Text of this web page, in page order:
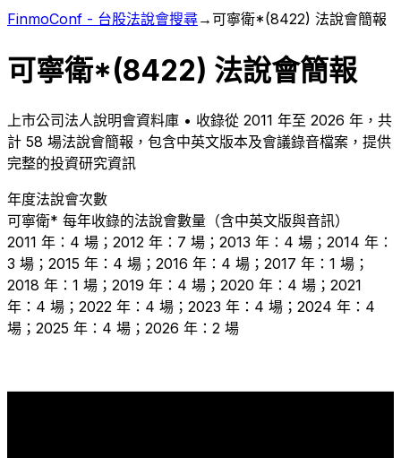
FinmoConf - 台股法說會搜尋→可寧衛*(8422) 法說會簡報
可寧衛*(8422) 法說會簡報
上市公司法人說明會資料庫 • 收錄從 2011 年至 2026 年，共
計 58 場法說會簡報，包含中英文版本及會議錄音檔案，提供
完整的投資研究資訊
年度法說會次數
可寧衛* 每年收錄的法說會數量（含中英文版與音訊）
2011 年：4 場；2012 年：7 場；2013 年：4 場；2014 年：
3 場；2015 年：4 場；2016 年：4 場；2017 年：1 場；
2018 年：1 場；2019 年：4 場；2020 年：4 場；2021
年：4 場；2022 年：4 場；2023 年：4 場；2024 年：4
場；2025 年：4 場；2026 年：2 場